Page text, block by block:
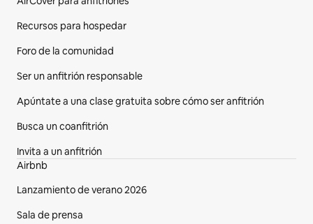
Recursos para hospedar
Foro de la comunidad
Ser un anfitrión responsable
Apúntate a una clase gratuita sobre cómo ser anfitrión
Busca un coanfitrión
Invita a un anfitrión
Airbnb
Lanzamiento de verano 2026
Sala de prensa